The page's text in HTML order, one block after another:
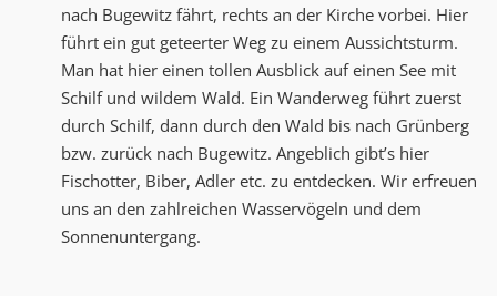
nach Bugewitz fährt, rechts an der Kirche vorbei. Hier
führt ein gut geteerter Weg zu einem Aussichtsturm.
Man hat hier einen tollen Ausblick auf einen See mit
Schilf und wildem Wald. Ein Wanderweg führt zuerst
durch Schilf, dann durch den Wald bis nach Grünberg
bzw. zurück nach Bugewitz. Angeblich gibt’s hier
Fischotter, Biber, Adler etc. zu entdecken. Wir erfreuen
uns an den zahlreichen Wasservögeln und dem
Sonnenuntergang.